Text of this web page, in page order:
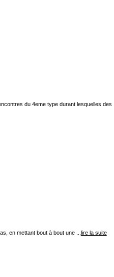
du 4eme type durant lesquelles des
en mettant bout à bout une ... lire la suite